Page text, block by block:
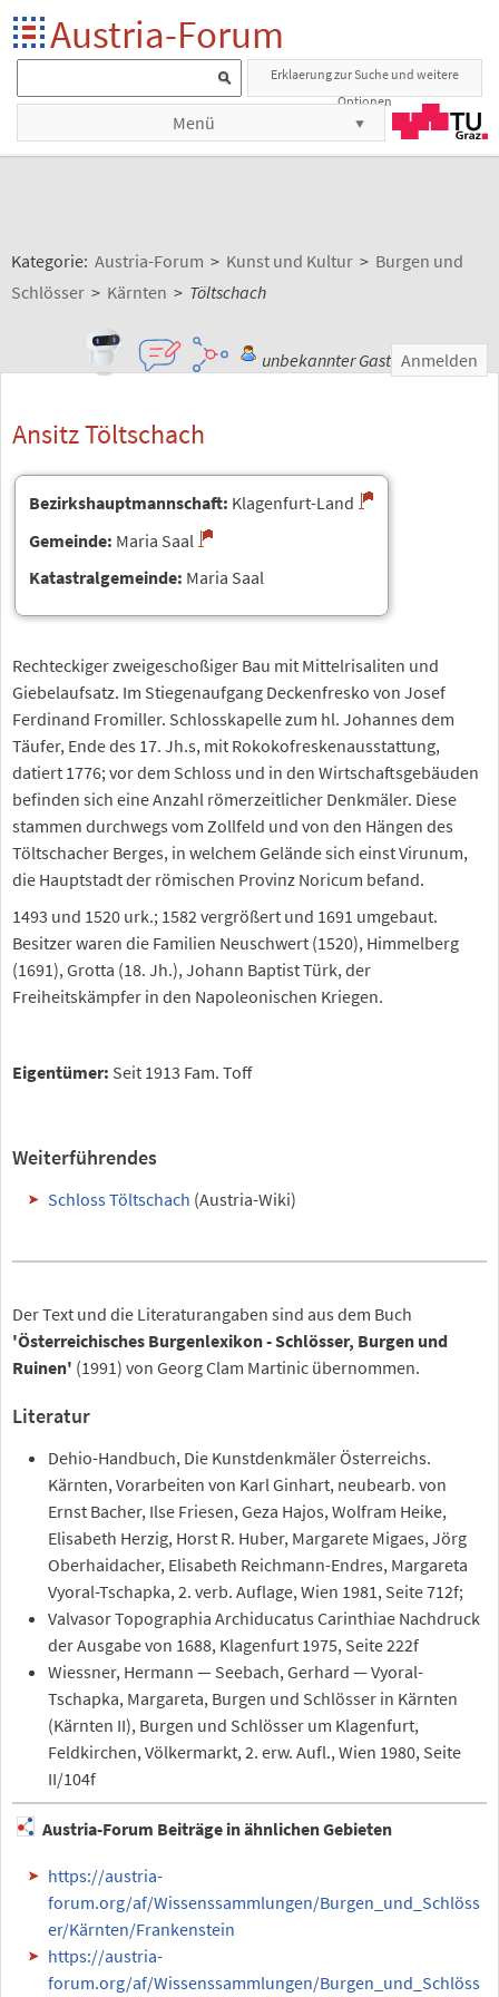
Austria-Forum
Erklaerung zur Suche und weitere
Optionen
Menü
Kategorie: Austria-Forum > Kunst und Kultur > Burgen und
Schlösser > Kärnten > Töltschach
unbekannter Gast Anmelden
Ansitz Töltschach
Bezirkshauptmannschaft: Klagenfurt-Land
Gemeinde: Maria Saal
Katastralgemeinde: Maria Saal
Rechteckiger zweigeschoßiger Bau mit Mittelrisaliten und
Giebelaufsatz. Im Stiegenaufgang Deckenfresko von Josef
Ferdinand Fromiller. Schlosskapelle zum hl. Johannes dem
Täufer, Ende des 17. Jh.s, mit Rokokofreskenausstattung,
datiert 1776; vor dem Schloss und in den Wirtschaftsgebäuden
befinden sich eine Anzahl römerzeitlicher Denkmäler. Diese
stammen durchwegs vom Zollfeld und von den Hängen des
Töltschacher Berges, in welchem Gelände sich einst Virunum,
die Hauptstadt der römischen Provinz Noricum befand.
1493 und 1520 urk.; 1582 vergrößert und 1691 umgebaut.
Besitzer waren die Familien Neuschwert (1520), Himmelberg
(1691), Grotta (18. Jh.), Johann Baptist Türk, der
Freiheitskämpfer in den Napoleonischen Kriegen.
Eigentümer: Seit 1913 Fam. Toff
Weiterführendes
Schloss Töltschach (Austria-Wiki)
Der Text und die Literaturangaben sind aus dem Buch
'Österreichisches Burgenlexikon - Schlösser, Burgen und
Ruinen' (1991) von Georg Clam Martinic übernommen.
Literatur
Dehio-Handbuch, Die Kunstdenkmäler Österreichs.
Kärnten, Vorarbeiten von Karl Ginhart, neubearb. von
Ernst Bacher, Ilse Friesen, Geza Hajos, Wolfram Heike,
Elisabeth Herzig, Horst R. Huber, Margarete Migaes, Jörg
Oberhaidacher, Elisabeth Reichmann-Endres, Margareta
Vyoral-Tschapka, 2. verb. Auflage, Wien 1981, Seite 712f;
Valvasor Topographia Archiducatus Carinthiae Nachdruck
der Ausgabe von 1688, Klagenfurt 1975, Seite 222f
Wiessner, Hermann — Seebach, Gerhard — Vyoral-
Tschapka, Margareta, Burgen und Schlösser in Kärnten
(Kärnten II), Burgen und Schlösser um Klagenfurt,
Feldkirchen, Völkermarkt, 2. erw. Aufl., Wien 1980, Seite
II/104f
Austria-Forum Beiträge in ähnlichen Gebieten
https://austria-
forum.org/af/Wissenssammlungen/Burgen_und_Schlöss
er/Kärnten/Frankenstein
https://austria-
forum.org/af/Wissenssammlungen/Burgen_und_Schlöss